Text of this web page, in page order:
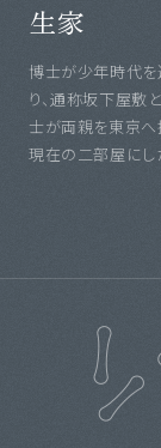
生家
博士が少年時代を
り、通称坂下屋敷
士が両親を東京へ
現在の二部屋にし